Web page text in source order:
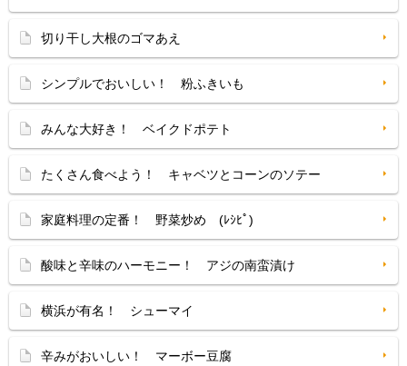
切り干し大根のゴマあえ
シンプルでおいしい！ 粉ふきいも
みんな大好き！ ベイクドポテト
たくさん食べよう！ キャベツとコーンのソテー
家庭料理の定番！ 野菜炒め (ﾚｼﾋﾟ)
酸味と辛味のハーモニー！ アジの南蛮漬け
横浜が有名！ シューマイ
辛みがおいしい！ マーボー豆腐